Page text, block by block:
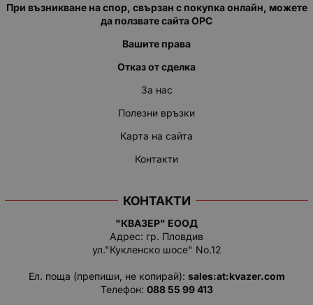
При възникване на спор, свързан с покупка онлайн, можете
да ползвате сайта ОРС
Вашите права
Отказ от сделка
За нас
Полезни връзки
Карта на сайта
Контакти
КОНТАКТИ
"КВАЗЕР" ЕООД
Адрес: гр. Пловдив
ул."Кукленско шосе" No.12
Ел. поща (препиши, не копирай): salеs:at:kvazer.cоm
Телефон: 088 55 99 413